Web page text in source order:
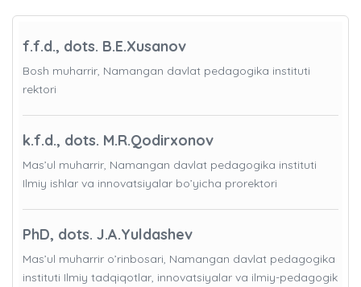
f.f.d., dots. B.E.Xusanov
Bosh muharrir, Namangan davlat pedagogika instituti
rektori
k.f.d., dots. M.R.Qodirxonov
Mas’ul muharrir, Namangan davlat pedagogika instituti
Ilmiy ishlar va innovatsiyalar bo’yicha prorektori
PhD, dots. J.A.Yuldashev
Mas’ul muharrir o’rinbosari, Namangan davlat pedagogika
instituti Ilmiy tadqiqotlar, innovatsiyalar va ilmiy-pedagogik